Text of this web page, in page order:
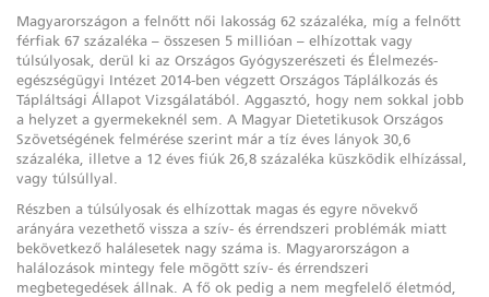
Magyarországon a felnőtt női lakosság 62 százaléka, míg a felnőtt
férfiak 67 százaléka – összesen 5 millióan – elhízottak vagy
túlsúlyosak, derül ki az Országos Gyógyszerészeti és Élelmezés-
egészségügyi Intézet 2014-ben végzett Országos Táplálkozás és
Tápláltsági Állapot Vizsgálatából. Aggasztó, hogy nem sokkal jobb
a helyzet a gyermekeknél sem. A Magyar Dietetikusok Országos
Szövetségének felmérése szerint már a tíz éves lányok 30,6
százaléka, illetve a 12 éves fiúk 26,8 százaléka küszködik elhízással,
vagy túlsúllyal.
Részben a túlsúlyosak és elhízottak magas és egyre növekvő
arányára vezethető vissza a szív- és érrendszeri problémák miatt
bekövetkező halálesetek nagy száma is. Magyarországon a
halálozások mintegy fele mögött szív- és érrendszeri
megbetegedések állnak. A fő ok pedig a nem megfelelő életmód,